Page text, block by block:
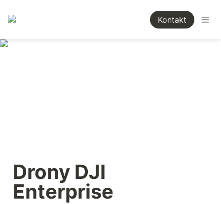
Kontakt
Drony DJI
Enterprise